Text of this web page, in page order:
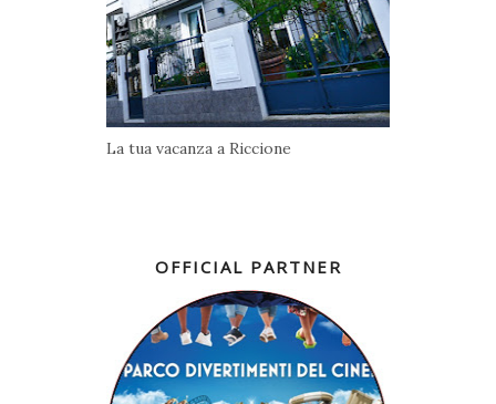
La tua vacanza a Riccione
OFFICIAL PARTNER